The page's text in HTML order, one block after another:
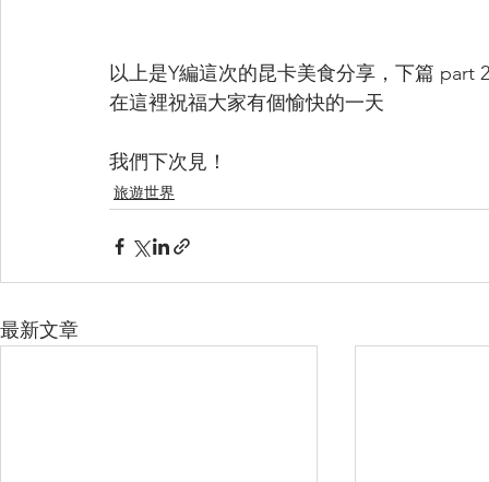
以上是Y編這次的昆卡美食分享，下篇 part
在這裡祝福大家有個愉快的一天
我們下次見！
旅遊世界
最新文章